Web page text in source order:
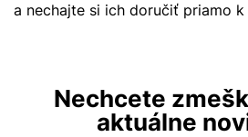
a nechajte si ich doručiť priamo
Nechcete
aktuálne